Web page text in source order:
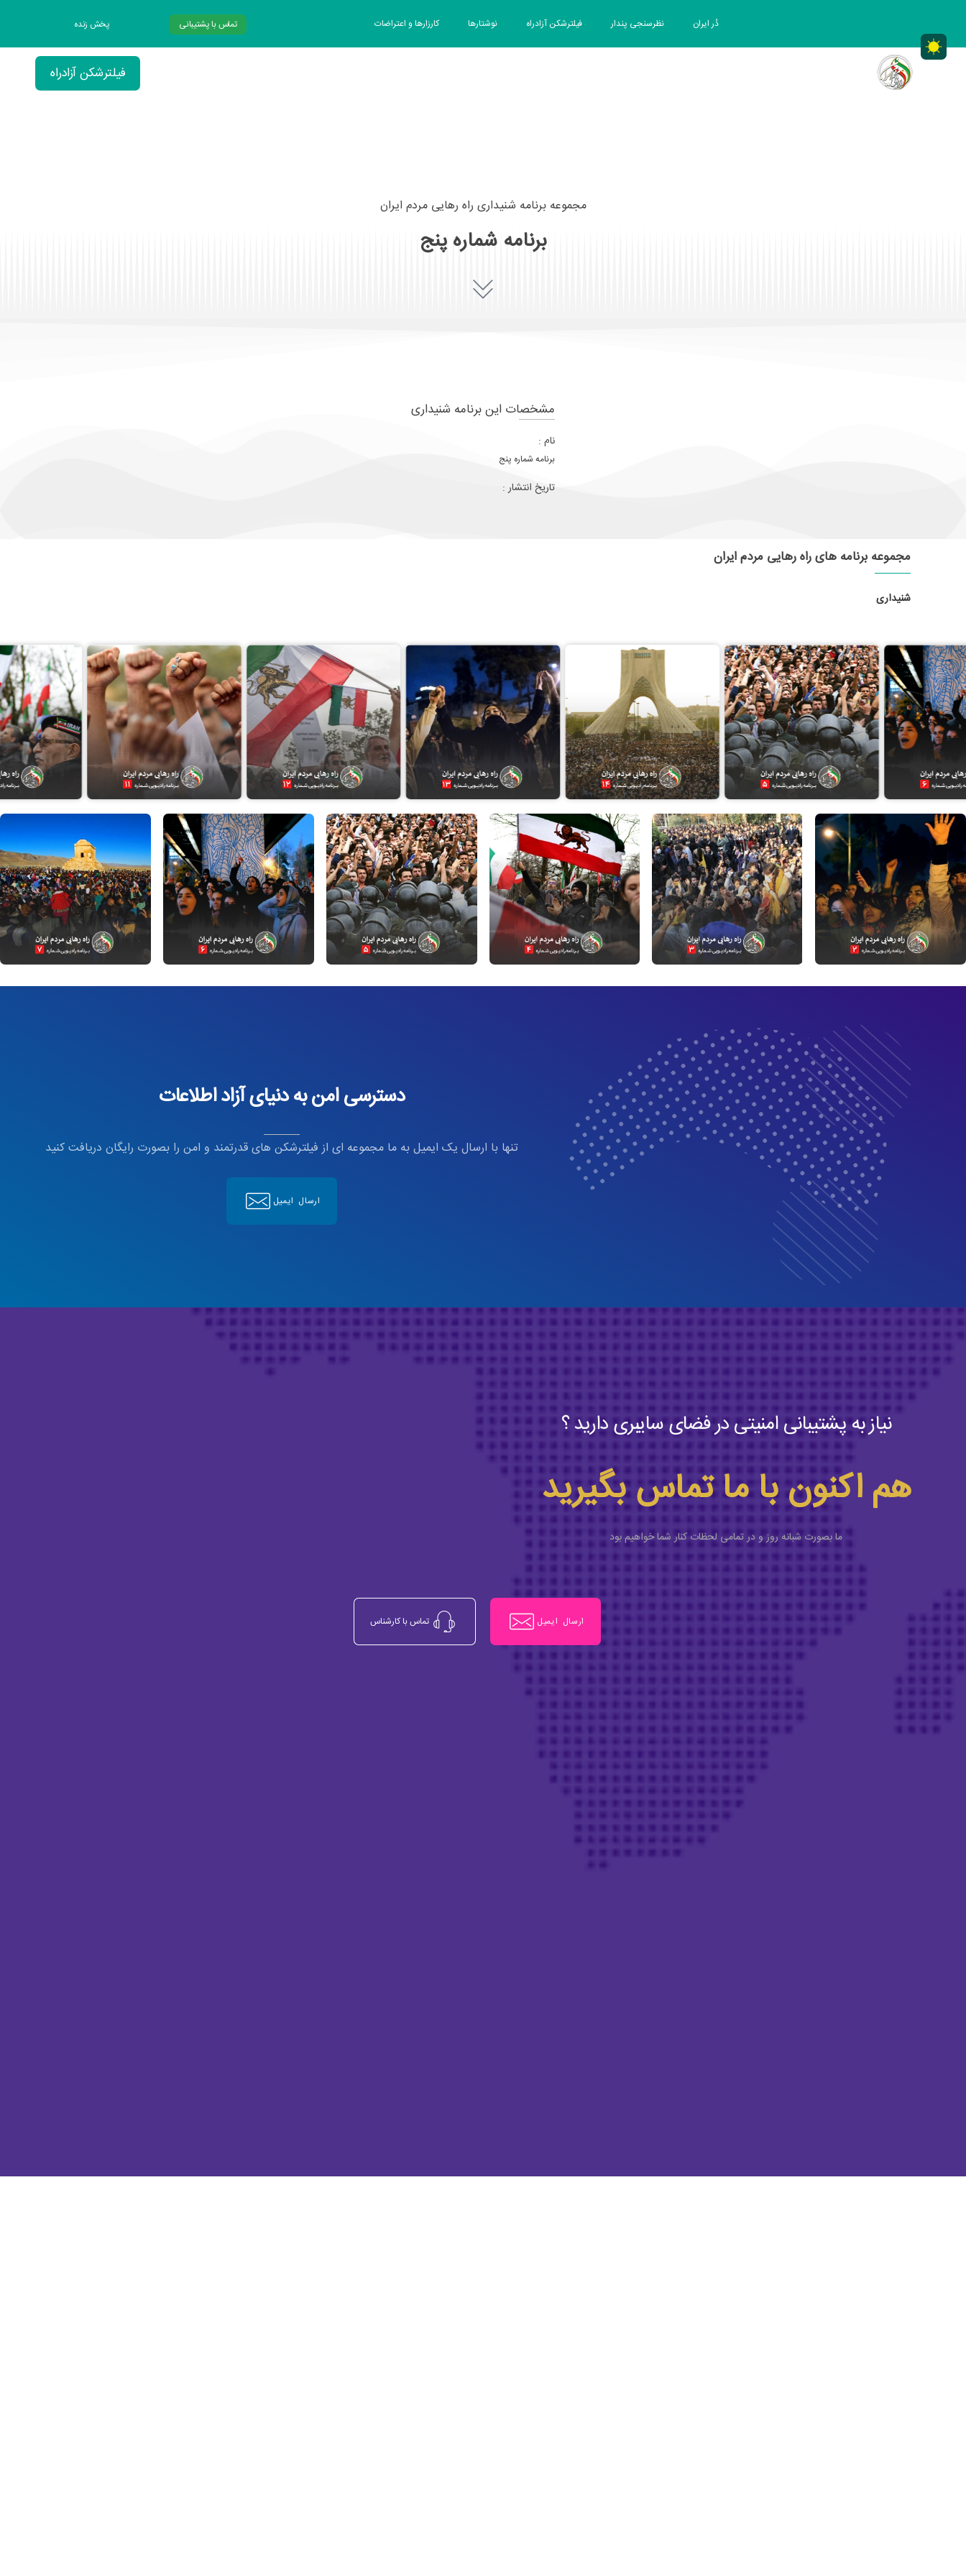
دُر ایران نظرسنجی پندار فیلترشکن آزادراه نوشتارها کارزارها و اعتراضات تماس با پشتیبانی پخش زنده
فیلترشکن آزادراه
مجموعه برنامه شنیداری راه رهایی مردم ایران
برنامه شماره پنج
مشخصات این برنامه شنیداری
نام :
برنامه شماره پنج
تاریخ انتشار :
مجموعه برنامه های راه رهایی مردم ایران
شنیداری
جمعه، ۳۰ شهریور ۱۳۹۷ جمعه، ۲ آذر ۱۳۹۷ جمعه، ۲۵ آبان ۱۳۹۷ جمعه، ۱۸ آبان ۱۳۹۷ جمعه، ۱۱ آبان ۱۳۹۷ جمعه، ۴ آبان ۱۳۹۷
دسترسی امن به دنیای آزاد اطلاعات
تنها با ارسال یک ایمیل به ما مجموعه ای از فیلترشکن های قدرتمند و امن را بصورت رایگان دریافت کنید
ارسال ایمیل
نیاز به پشتیبانی امنیتی در فضای سایبری دارید ؟
هم اکنون با ما تماس بگیرید
ما بصورت شبانه روز و در تمامی لحظات کنار شما خواهیم بود
ارسال ایمیل تماس با کارشناس